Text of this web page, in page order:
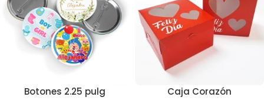
Botones 2.25 pulg Caja Corazón